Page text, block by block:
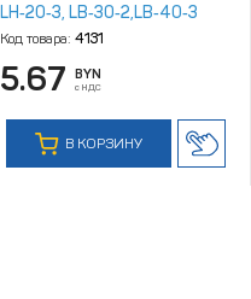
LH‑20‑3, LB‑30‑2,LB‑40‑3
(№25)
Код товара: 4131
5.67 BYN
с НДС
В КОРЗИНУ